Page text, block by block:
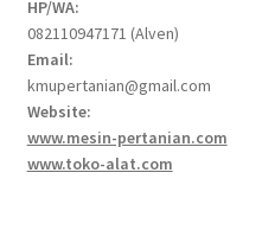
HP/WA:
082110947171 (Alven)
Email:
kmupertanian@gmail.com
Website:
www.mesin-pertanian.com
www.toko-alat.com